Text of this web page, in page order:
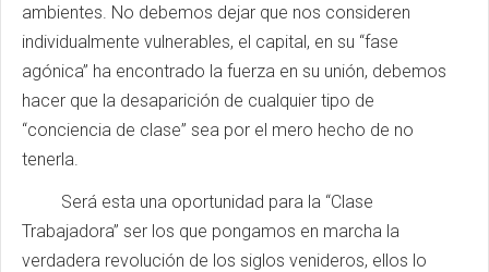
ambientes. No debemos dejar que nos consideren
individualmente vulnerables, el capital, en su “fase
agónica” ha encontrado la fuerza en su unión, debemos
hacer que la desaparición de cualquier tipo de
“conciencia de clase” sea por el mero hecho de no
tenerla.
Será esta una oportunidad para la “Clase
Trabajadora” ser los que pongamos en marcha la
verdadera revolución de los siglos venideros, ellos lo